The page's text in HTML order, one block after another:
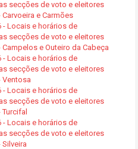
secções de voto e eleitores
e Carmões
- Locais e horários de
secções de voto e eleitores
e Outeiro da Cabeça
- Locais e horários de
secções de voto e eleitores
Ventosa
- Locais e horários de
secções de voto e eleitores
- Locais e horários de
secções de voto e eleitores